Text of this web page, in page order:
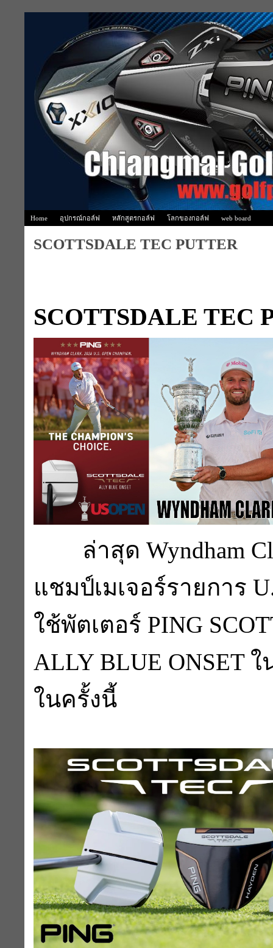
Home อุปกรณ์กอล์ฟ หลักสูตรกอล์ฟ โลกของกอล์ฟ web board
SCOTTSDALE TEC PUTTER
SCOTTSDALE TEC
ล่าสุด Wyndham
แชมป์เมเจอร์รายการ
ใช้พัตเตอร์ PING
ALLY BLUE ONSET
ในครั้งนี้